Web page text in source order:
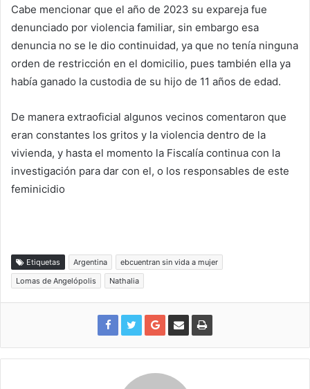
Cabe mencionar que el año de 2023 su expareja fue
denunciado por violencia familiar, sin embargo esa
denuncia no se le dio continuidad, ya que no tenía ninguna
orden de restricción en el domicilio, pues también ella ya
había ganado la custodia de su hijo de 11 años de edad.
De manera extraoficial algunos vecinos comentaron que
eran constantes los gritos y la violencia dentro de la
vivienda, y hasta el momento la Fiscalía continua con la
investigación para dar con el, o los responsables de este
feminicidio
Etiquetas Argentina
ebcuentran sin vida a mujer
Lomas de Angelópolis
Nathalia